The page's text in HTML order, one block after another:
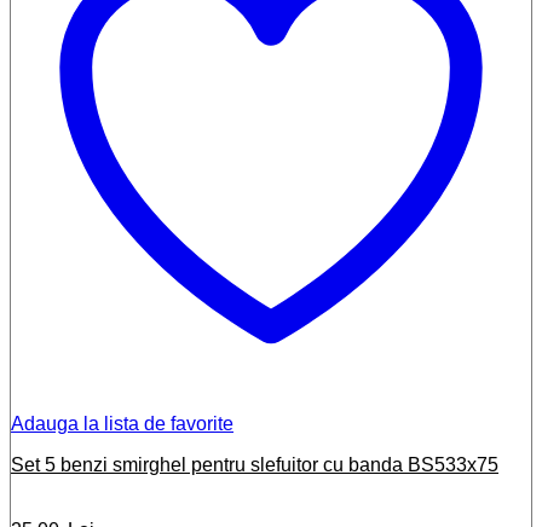
Adauga la lista de favorite
Set 5 benzi smirghel pentru slefuitor cu banda BS533x75